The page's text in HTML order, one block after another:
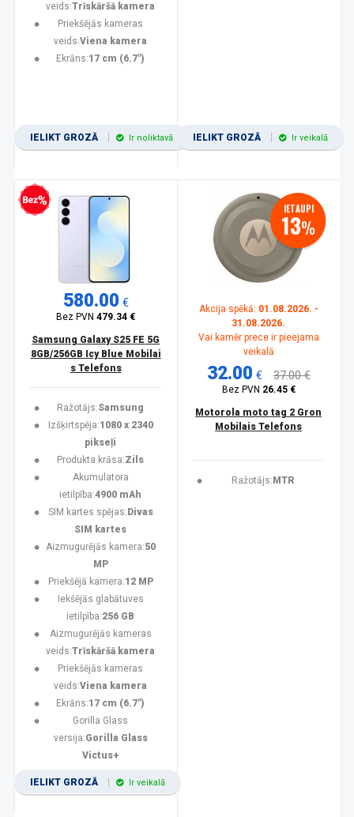
veids:Trīskāršā kamera
Priekšējās kameras
veids:Viena kamera
Ekrāns:17 cm (6.7")
IELIKT GROZĀ Ir noliktavā IELIKT GROZĀ Ir veikalā
kredīts
580.00 €
Bez PVN479.34 €
Samsung Galaxy S25 FE 5G
8GB/256GB Icy Blue Mobilai
s Telefons
Ražotājs:Samsung
Izšķirtspēja:1080 x 2340
pikseļi
Produkta krāsa:Zils
Akumulatora
ietilpība:4900 mAh
SIM kartes spējas: Divas
SIM kartes
Aizmugurējās kamera:50
MP
Priekšējā kamera:12 MP
Iekšējās glabātuves
ietilpība:256 GB
Aizmugurējās kameras
veids:Trīskāršā kamera
Priekšējās kameras
veids:Viena kamera
Ekrāns:17 cm (6.7")
Gorilla Glass
versija:Gorilla Glass
Victus+
IELIKT GROZĀ Ir veikalā
IETAUPI
13%
Akcija spēkā: 01.08.2026. -
31.08.2026.
Vai kamēr prece ir pieejama
veikalā
32.00 € 37.00 €
Bez PVN 26.45 €
Motorola moto tag 2 Gron
Mobilais Telefons
Ražotājs: MTR